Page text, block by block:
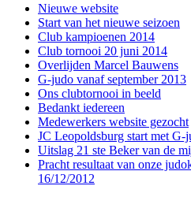
Nieuwe website
Start van het nieuwe seizoen
Club kampioenen 2014
Club tornooi 20 juni 2014
Overlijden Marcel Bauwens
G-judo vanaf september 2013
Ons clubtornooi in beeld
Bedankt iedereen
Medewerkers website gezocht
JC Leopoldsburg start met G-
Uitslag 21 ste Beker van de
Pracht resultaat van onze
16/12/2012